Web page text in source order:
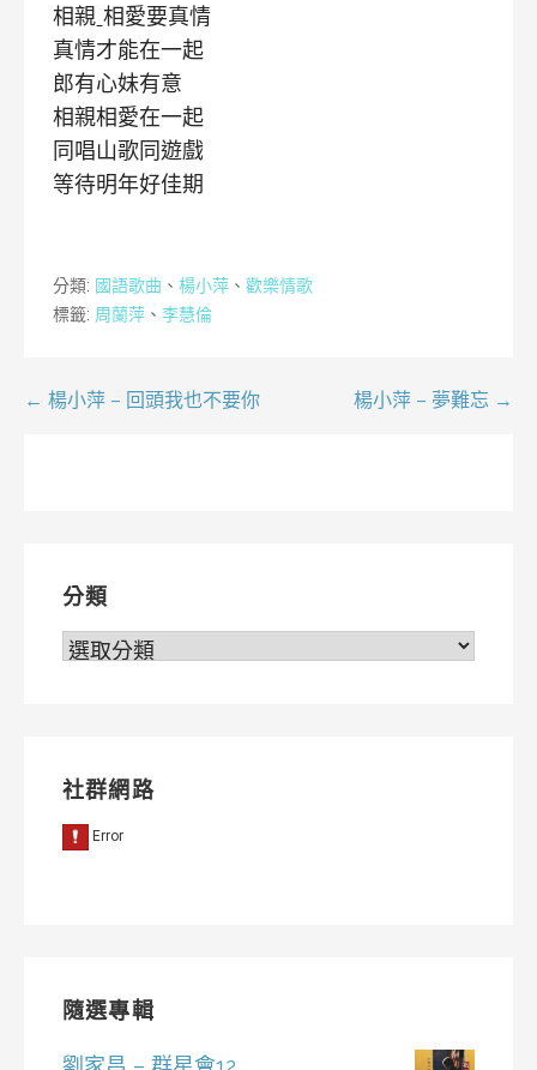
相親ˍ相愛要真情
真情才能在一起
郎有心妹有意
相親相愛在一起
同唱山歌同遊戲
等待明年好佳期
分類: 國語歌曲 、 楊小萍 、 歡樂情歌
標籤: 周蘭萍 、 李慧倫
文← 楊小萍 – 回頭我也不要你 楊小萍 – 夢難忘 →
分類
分
社群網路
隨選專輯